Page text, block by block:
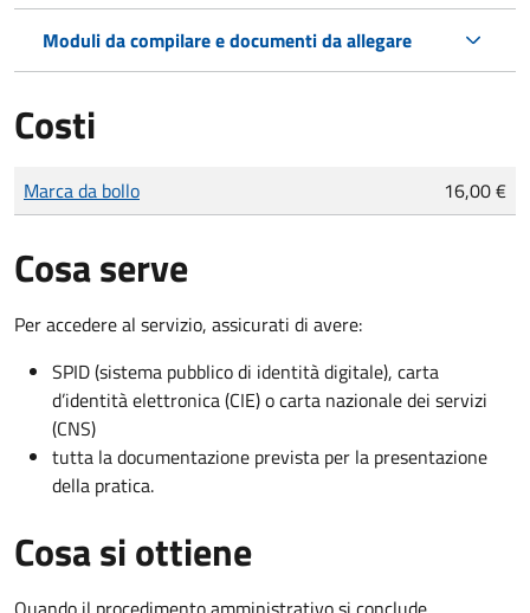
Moduli da compilare e documenti da allegare
Costi
Tipo di pagamento
Importo
Marca da bollo 16,00 €
Cosa serve
Per accedere al servizio, assicurati di avere:
SPID (sistema pubblico di identità digitale), carta
d’identità elettronica (CIE) o carta nazionale dei servizi
(CNS)
tutta la documentazione prevista per la presentazione
della pratica.
Cosa si ottiene